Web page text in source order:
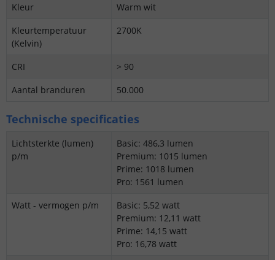
Kleur
Warm wit
Kleurtemperatuur
(Kelvin)
2700K
CRI
> 90
Aantal branduren
50.000
Technische specificaties
Lichtsterkte (lumen)
p/m
Basic: 486,3 lumen
Premium: 1015 lumen
Prime: 1018 lumen
Pro: 1561 lumen
Watt - vermogen p/m
Basic: 5,52 watt
Premium: 12,11 watt
Prime: 14,15 watt
Pro: 16,78 watt